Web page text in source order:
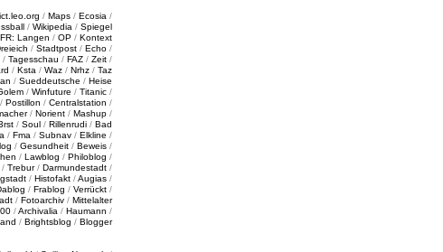
/ Maps / Ecosia /
/ Wikipedia / Spiegel
FR: Langen / OP / Kontext
/ Stadtpost / Echo /
/ Tagesschau / FAZ / Zeit /
/ Ksta / Waz / Nrhz / Taz
/ Sueddeutsche / Heise
/ Winfuture / Titanic /
/ Postillon / Centralstation /
/ Norient / Mashup /
/ Soul / Rillenrudi / Bad
/ Fma / Subnav / Elkline /
/ Gesundheit / Beweis /
/ Lawblog / Philoblog /
/ Trebur/ Darmundestadt /
/ Histofakt /Augias /
/ Frablog / Verrückt /
/ Fotoarchiv / Mittelalter
/Archivalia / Haumann /
/ Brightsblog / Blogger